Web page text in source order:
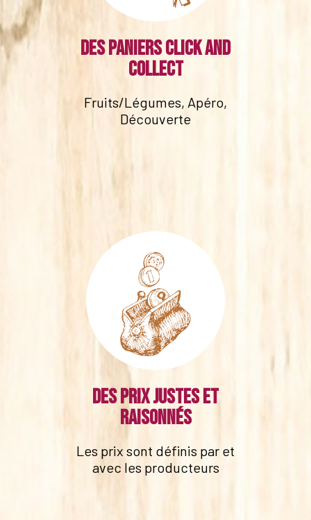
Des paniers click and
collect
Fruits/Légumes, Apéro,
Découverte
Des prix justes et
raisonnés
Les prix sont définis par et
avec les producteurs